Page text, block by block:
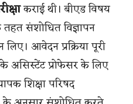
कराई थी। बीएड विषय
संशोधित विज्ञापन
आवेदन प्रक्रिया पूरी
असिस्टेंट प्रोफेसर के लिए
शिक्षा परिषद